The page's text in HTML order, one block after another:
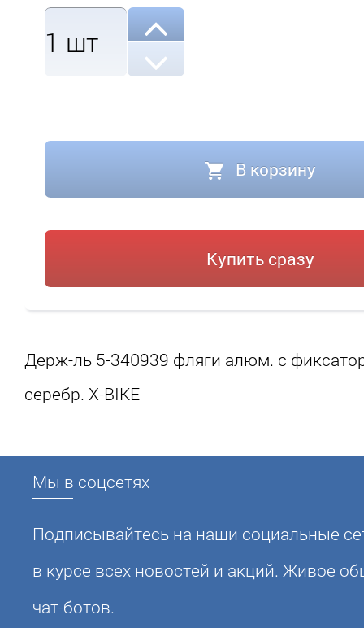
1 шт
В корзину
Купить сразу
Держ-ль 5-340939 фляги алюм. с
серебр. X-BIKE
Мы в соцсетях
Подписывайтесь на наши социальные
в курсе всех новостей и акций. Живое
чат-ботов.